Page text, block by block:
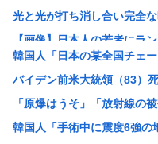
光と光が打ち消し合い完全
【画像】日本人の若者にラ
日本のソシャゲ業界、ラス
木村容疑者の爆乳同級生、
逃げ上手の若君の公式X、
【朗報】 秋田県、UAEのオ
韓国人「日本の某全国チェ
バイデン前米大統領（83）
「原爆はうそ」「放射線の
韓国人「手術中に震度6強の